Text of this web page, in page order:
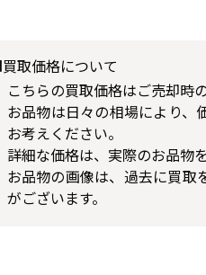
取価格について
こちらの買取価格はご売却時
お品物は日々の相場により、
お考えください。
詳細な価格は、実際のお品物
お品物の画像は、過去に買取
がございます。